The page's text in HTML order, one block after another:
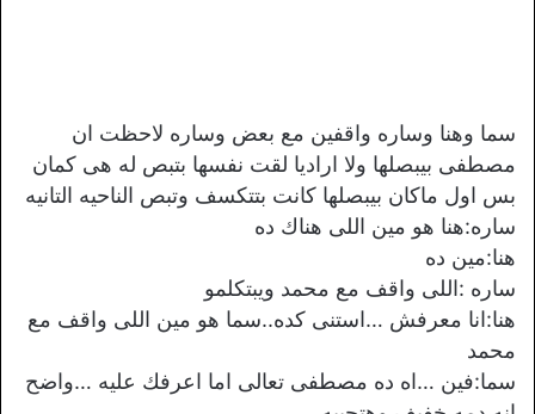
سما وهنا وساره واقفين مع بعض وساره لاحظت ان
مصطفى بيبصلها ولا اراديا لقت نفسها بتبص له هى كمان
بس اول ماكان بيبصلها كانت بتتكسف وتبص الناحيه التانيه
ساره:هنا هو مين اللى هناك ده
هنا:مين ده
ساره :اللى واقف مع محمد ويبتكلمو
هنا:انا معرفش …استنى كده..سما هو مين اللى واقف مع
محمد
سما:فين …اه ده مصطفى تعالى اما اعرفك عليه …واضح